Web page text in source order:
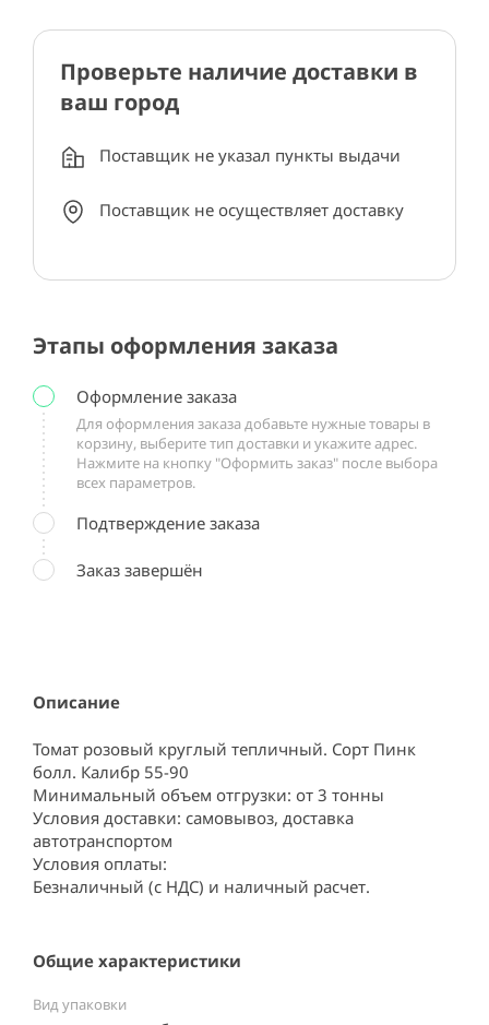
Описание
Томат розовый круглый тепличный. Сорт Пинк
болл. Калибр 55-90
Минимальный объем отгрузки: от 3 тонны
Условия доставки: самовывоз, доставка
автотранспортом
Условия оплаты:
Безналичный (с НДС) и наличный расчет.
Общие характеристики
Вид упаковки
Проверьте наличие доставки в
ваш город
Поставщик не указал пункты выдачи
Поставщик не осуществляет доставку
Этапы оформления заказа
Оформление заказа
Для оформления заказа добавьте нужные товары в
корзину, выберите тип доставки и укажите адрес.
Нажмите на кнопку "Оформить заказ" после выбора
всех параметров.
Подтверждение заказа
Заказ завершён